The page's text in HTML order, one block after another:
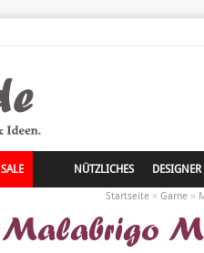
SALE NÜTZLICHES DESIGNER
Startseite » Garne »
Malabrigo